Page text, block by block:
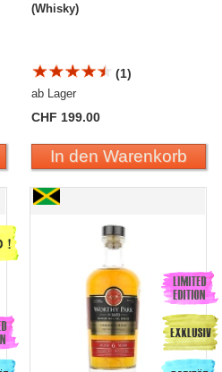
(Whisky)
(1)
ab Lager
CHF 199.00
In den Warenkorb